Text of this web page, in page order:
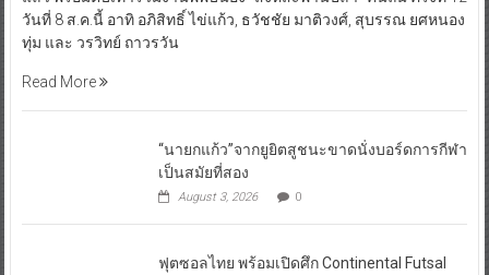
วันที่ 8 ส.ค.นี้ อาทิ อภิสิทธิ์ ไข่แก้ว, ธวัชชัย มาติวงศ์, สุบรรณ ยศหนอง
ทุ่ม และ วรวิทย์ ถาวรวัน
Read More
“นายกแก้ว”จากยูยิตสูชนะขาดนั่งบอร์ดการกีฬา
เป็นสมัยที่สอง
August 3, 2026 0
ฟุตซอลไทย พร้อมเปิดศึก Continental Futsal